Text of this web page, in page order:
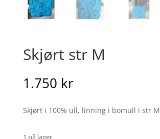
Skjørt str M
1.750 kr
Skjørt i 100% ull, linning i bomull i str M
1 på lager